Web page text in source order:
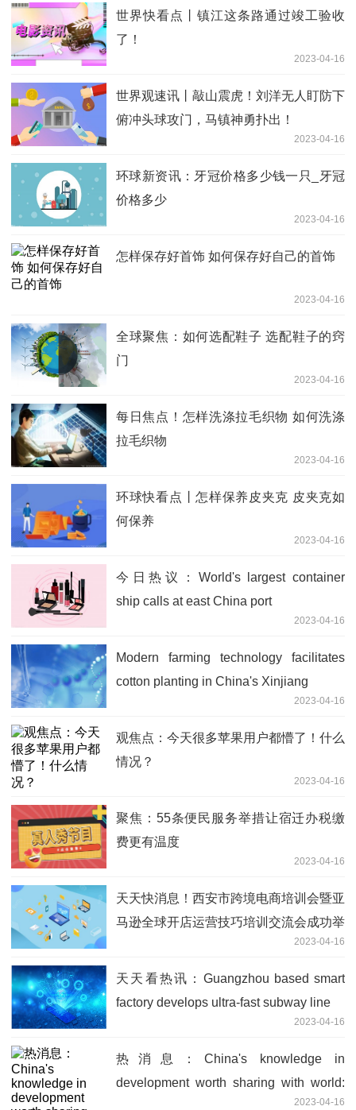
世界快看点丨镇江这条路通过竣工验收
了！
2023-04-16
世界观速讯丨敲山震虎！刘洋无人盯防下
俯冲头球攻门，马镇神勇扑出！
2023-04-16
环球新资讯：牙冠价格多少钱一只_牙冠
价格多少
2023-04-16
怎样保存好首饰 如何保存好自己的首饰
2023-04-16
全球聚焦：如何选配鞋子 选配鞋子的窍
门
2023-04-16
每日焦点！怎样洗涤拉毛织物 如何洗涤
拉毛织物
2023-04-16
环球快看点丨怎样保养皮夹克 皮夹克如
何保养
2023-04-16
今日热议：World's largest container
ship calls at east China port
2023-04-16
Modern farming technology facilitates
cotton planting in China's Xinjiang
2023-04-16
观焦点：今天很多苹果用户都懵了！什么
情况？
2023-04-16
聚焦：55条便民服务举措让宿迁办税缴
费更有温度
2023-04-16
天天快消息！西安市跨境电商培训会暨亚
马逊全球开店运营技巧培训交流会成功举
2023-04-16
天天看热讯：Guangzhou based smart
factory develops ultra-fast subway line
2023-04-16
热消息：China's knowledge in
development worth sharing with world:
2023-04-16